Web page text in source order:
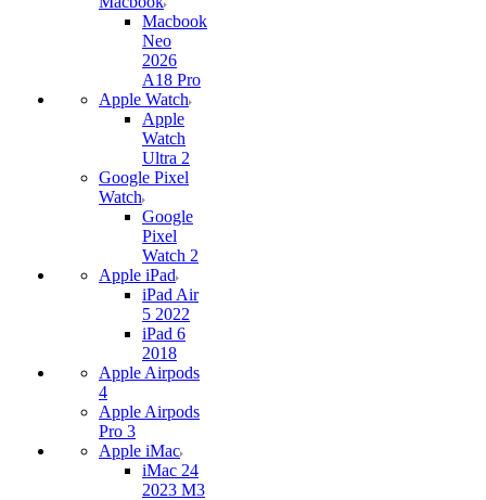
Macbook
Neo
2026
A18 Pro
Apple Watch
Apple
Watch
Ultra 2
Google Pixel
Watch
Google
Pixel
Watch 2
Apple iPad
iPad Air
5 2022
iPad 6
2018
Apple Airpods
4
Apple Airpods
Pro 3
Apple iMac
iMac 24
2023 M3